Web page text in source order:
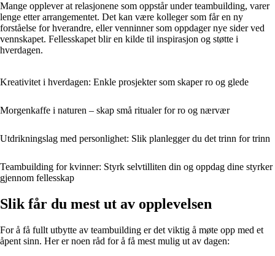
Mange opplever at relasjonene som oppstår under teambuilding, varer
lenge etter arrangementet. Det kan være kolleger som får en ny
forståelse for hverandre, eller venninner som oppdager nye sider ved
vennskapet. Fellesskapet blir en kilde til inspirasjon og støtte i
hverdagen.
Kreativitet i hverdagen: Enkle prosjekter som skaper ro og glede
Morgenkaffe i naturen – skap små ritualer for ro og nærvær
Utdrikningslag med personlighet: Slik planlegger du det trinn for trinn
Teambuilding for kvinner: Styrk selvtilliten din og oppdag dine styrker
gjennom fellesskap
Slik får du mest ut av opplevelsen
For å få fullt utbytte av teambuilding er det viktig å møte opp med et
åpent sinn. Her er noen råd for å få mest mulig ut av dagen: